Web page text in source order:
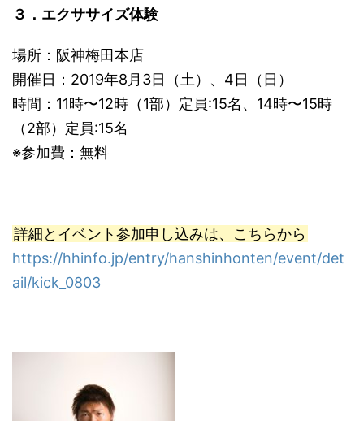
３．エクササイズ体験
場所：阪神梅田本店
開催日：2019年8月3日（土）、4日（日）
時間：11時〜12時（1部）定員:15名、14時〜15時
（2部）定員:15名
※参加費：無料
詳細とイベント参加申し込みは、こちらから
https://hhinfo.jp/entry/hanshinhonten/event/det
ail/kick_0803